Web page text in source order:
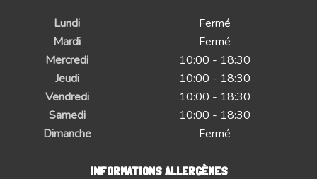
Lundi
Fermé
Mardi
Fermé
Mercredi
10:00 - 18:30
Jeudi
10:00 - 18:30
Vendredi
10:00 - 18:30
Samedi
10:00 - 18:30
Dimanche
Fermé
INFORMATIONS ALLERGÈNES